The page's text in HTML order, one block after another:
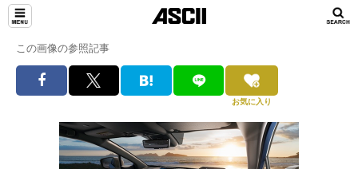
この画像の参照記事
お気に入り